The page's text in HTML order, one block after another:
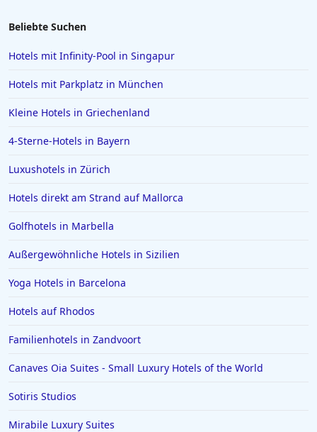
Beliebte Suchen
Hotels mit Infinity-Pool in Singapur
Hotels mit Parkplatz in München
Kleine Hotels in Griechenland
4-Sterne-Hotels in Bayern
Luxushotels in Zürich
Hotels direkt am Strand auf Mallorca
Golfhotels in Marbella
Außergewöhnliche Hotels in Sizilien
Yoga Hotels in Barcelona
Hotels auf Rhodos
Familienhotels in Zandvoort
Canaves Oia Suites - Small Luxury Hotels of the World
Sotiris Studios
Mirabile Luxury Suites